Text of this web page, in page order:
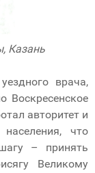
Казань
врача,
Воскресенское
авторитет и
что
– принять
Великому